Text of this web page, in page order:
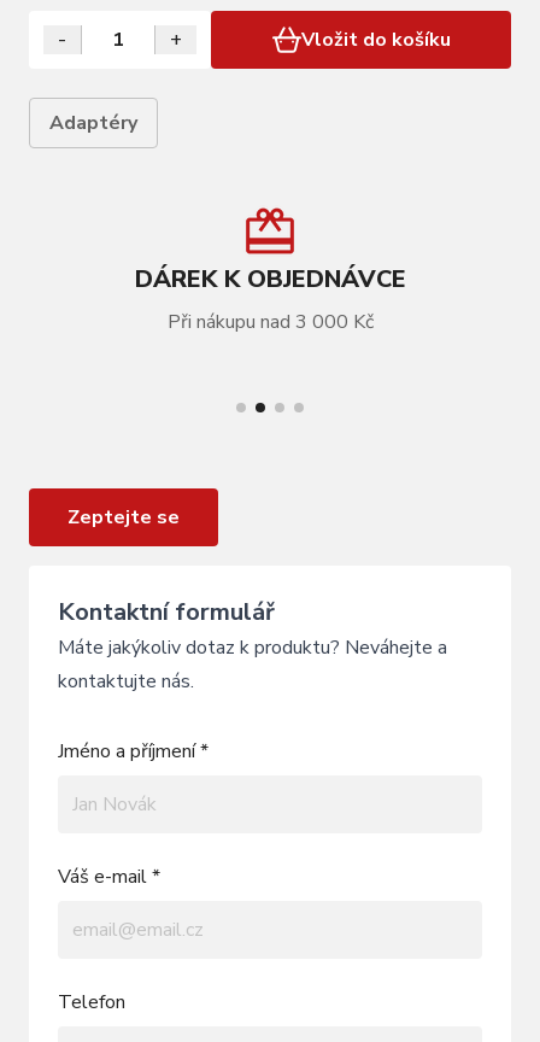
- + Vložit do košíku
Adaptéry
DÁREK K OBJEDNÁVCE
Při nákupu nad 3 000 Kč
Zeptejte se
Kontaktní formulář
Máte jakýkoliv dotaz k produktu? Neváhejte a
kontaktujte nás.
Jméno a příjmení *
Váš e-mail *
Telefon